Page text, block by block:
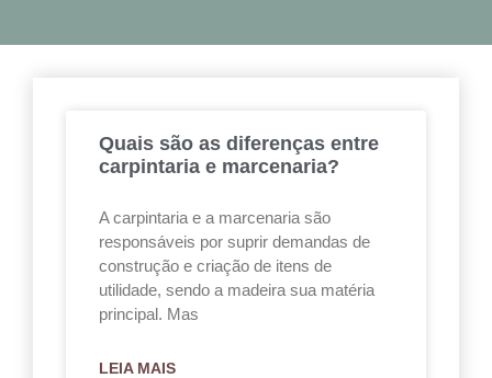
Quais são as diferenças entre
carpintaria e marcenaria?
A carpintaria e a marcenaria são
responsáveis por suprir demandas de
construção e criação de itens de
utilidade, sendo a madeira sua matéria
principal. Mas
LEIA MAIS